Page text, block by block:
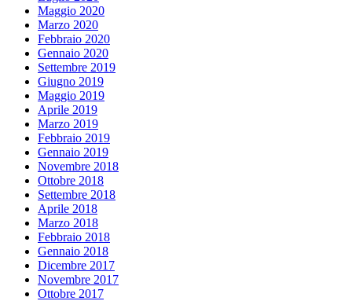
Maggio 2020
Marzo 2020
Febbraio 2020
Gennaio 2020
Settembre 2019
Giugno 2019
Maggio 2019
Aprile 2019
Marzo 2019
Febbraio 2019
Gennaio 2019
Novembre 2018
Ottobre 2018
Settembre 2018
Aprile 2018
Marzo 2018
Febbraio 2018
Gennaio 2018
Dicembre 2017
Novembre 2017
Ottobre 2017